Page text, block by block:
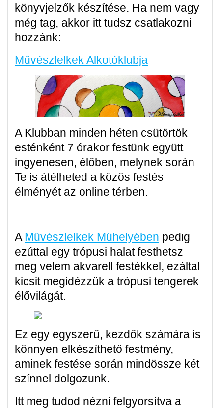
könyvjelzők készítése. Ha nem vagy
még tag, akkor itt tudsz csatlakozni
hozzánk:
Művészlelkek Alkotóklubja
A Klubban minden héten csütörtök
esténként 7 órakor festünk együtt
ingyenesen, élőben, melynek során
Te is átélheted a közös festés
élményét az online térben.
A Művészlelkek Műhelyében pedig
ezúttal egy trópusi halat festhetsz
meg velem akvarell festékkel, ezáltal
kicsit megidézzük a trópusi tengerek
élővilágát.
Ez egy egyszerű, kezdők számára is
könnyen elkészíthető festmény,
aminek festése során mindössze két
színnel dolgozunk.
Itt meg tudod nézni felgyorsítva a